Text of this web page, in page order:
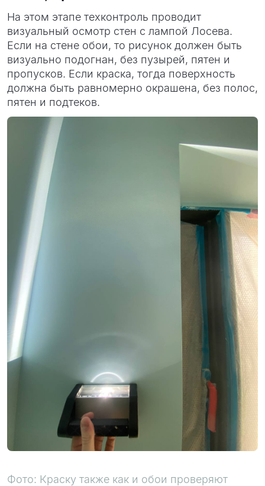
На этом этапе техконтроль проводит
визуальный осмотр стен с лампой Лосева.
Если на стене обои, то рисунок должен быть
визуально подогнан, без пузырей, пятен и
пропусков. Если краска, тогда поверхность
должна быть равномерно окрашена, без полос,
пятен и подтеков.
Фото: Краску также как и обои проверяют